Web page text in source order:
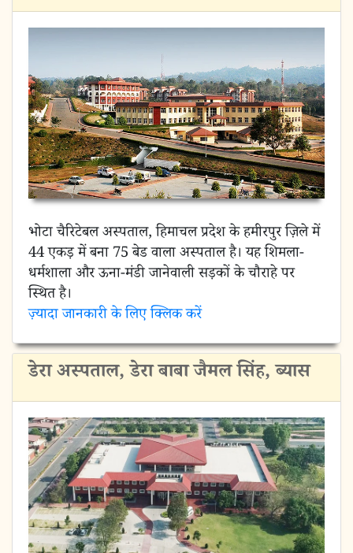
भोटा चैरिटेबल अस्पताल, हिमाचल प्रदेश के हमीरपुर ज़िले में
44 एकड़ में बना 75 बेड वाला अस्पताल है। यह शिमला-
धर्मशाला और ऊना-मंडी जानेवाली सड़कों के चौराहे पर
स्थित है।
ज़्यादा जानकारी के लिए क्लिक करें
डेरा अस्पताल, डेरा बाबा जैमल सिंह, ब्यास